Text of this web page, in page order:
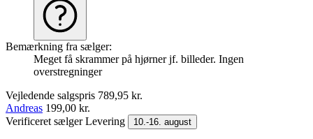
Bemærkning fra sælger:
Meget få skrammer på hjørner jf. billeder. Ingen
overstregninger
Vejledende salgspris 789,95 kr.
Andreas 199,00 kr.
Verificeret sælgerLevering 10.-16. august